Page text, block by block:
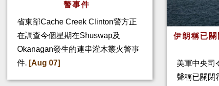
警事件
省東部Cache Creek Clinton警方正
在調查今個星期在Shuswap及
Okanagan發生的連串灌木叢火警事
件. [Aug 07]
伊朗稱已
美軍中央司
聲稱已關閉